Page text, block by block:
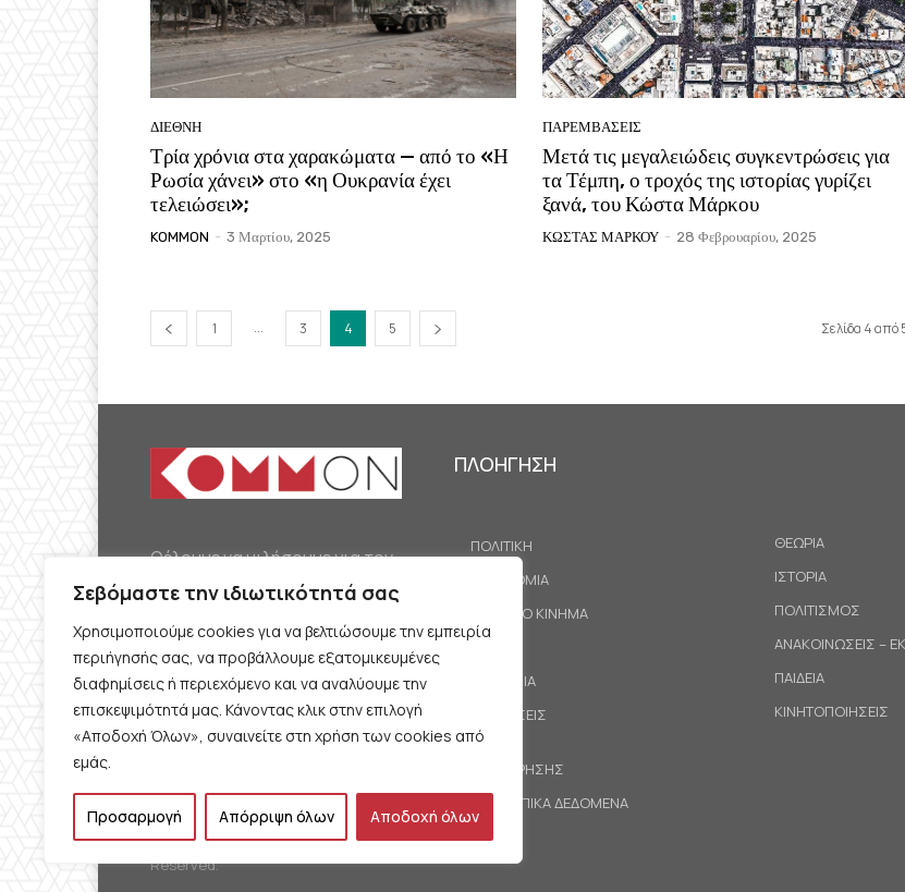
Σεβόμαστε την ιδιωτικότητά σας
Χρησιμοποιούμε cookies για να βελτιώσουμε την εμπειρία
περιήγησής σας, να προβάλλουμε εξατομικευμένες
διαφημίσεις ή περιεχόμενο και να αναλύουμε την
επισκεψιμότητά μας. Κάνοντας κλικ στην επιλογή
«Αποδοχή Όλων», συναινείτε στη χρήση των cookies από
εμάς.
Προσαρμογή Απόρριψη όλων Αποδοχή όλων
ΔΙΕΘΝΗ
Τρία χρόνια στα χαρακώματα — από το «Η
Ρωσία χάνει» στο «η Ουκρανία έχει
τελειώσει»;
KOMMON - 3 Μαρτίου, 2025
ΠΑΡΕΜΒΑΣΕΙΣ
Μετά τις μεγαλειώδεις συγκεντρώσεις για
τα Τέμπη, ο τροχός της ιστορίας γυρίζει
ξανά, του Κώστα Μάρκου
ΚΩΣΤΑΣ ΜΑΡΚΟΥ - 28 Φεβρουαρίου, 2025
1 ... 3 4 5 Σελίδα 4 από
Θέλουμε να μιλήσουμε για τον
κομμουνισμό της εποχής μας,
την αναγκαία αλλά όχι
δεδομένη προοπτική.
Θέλουμε να μιλήσουμε
ταυτόχρονα για την
καθημερινή επιβίωση και τον
Reserved.
ΠΛΟΗΓΗΣΗ
ΠΟΛΙΤΙΚΗ
ΟΙΚΟΝΟΜΙΑ
ΕΡΓΑΤΙΚΟ ΚΙΝΗΜΑ
ΚΟΙΝΩΝΙΑ
ΠΡΟΤΑΣΕΙΣ
ΟΡΟΙ ΧΡΗΣΗΣ
ΠΡΟΣΩΠΙΚΑ ΔΕΔΟΜΕΝΑ
ΘΕΩΡΙΑ
ΙΣΤΟΡΙΑ
ΠΟΛΙΤΙΣΜΟΣ
ΑΝΑΚΟΙΝΩΣΕΙΣ –
ΠΑΙΔΕΙΑ
ΚΙΝΗΤΟΠΟΙΗΣΕΙΣ